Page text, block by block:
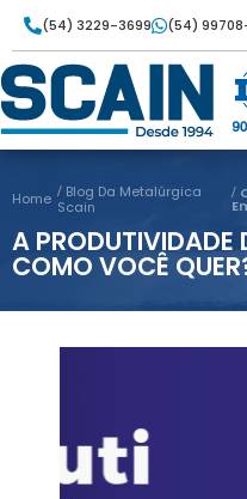
(54) 3229-3699 (54)
Home
Blog Da Metalúrgica
Scain
A PRODUTIVIDADE
COMO VOCÊ